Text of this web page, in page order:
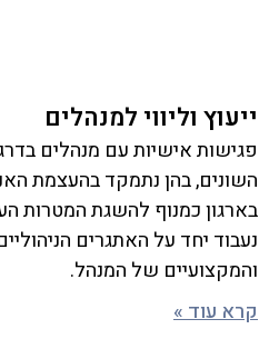
ייעוץ וליווי למנהלים
פגישות אישיות עם מנהלים
השונים, בהן נתמקד בהעצמת
בארגון כמנוף להשגת המטרות
נעבוד יחד על האתגרים
והמקצועיים של המנהל.
קרא עוד »